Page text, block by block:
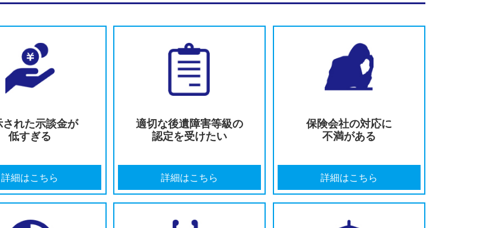
2026.07.27
横須賀での交通事故にお悩みの方は今すぐご相談ください